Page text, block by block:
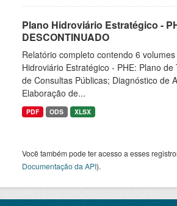
Plano Hidroviário Estratégico -
DESCONTINUADO
Relatório completo contendo 6
Hidroviário Estratégico - PHE: Plano
de Consultas Públicas; Diagnóstico de
Elaboração de...
PDF ODS XLSX
Você também pode ter acesso a esses
Documentação da API).